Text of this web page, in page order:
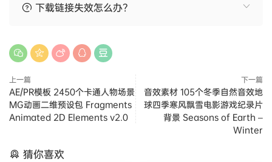
下载链接失效怎么办？
上一篇
AE/PR模板 2450个卡通人物场景
MG动画二维预设包 Fragments
Animated 2D Elements v2.0
下一篇
音效素材 105个冬季自然音效地
球四季寒风飘雪电影游戏纪录片
背景 Seasons of Earth –
Winter
猜你喜欢